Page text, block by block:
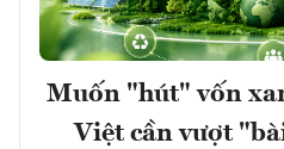
Muốn "hút" vốn
Việt cần vượt